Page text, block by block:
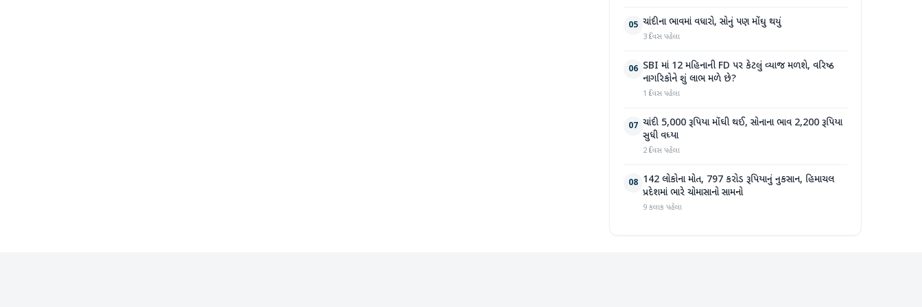
05 ચાંદીના ભાવમાં વધારો, સોનું પણ મોંઘુ થયું
3 દિવસ પહેલા
06 SBI માં 12 મહિનાની FD પર કેટલું વ્યાજ મળશે, વરિષ્ઠ
નાગરિકોને શું લાભ મળે છે?
1 દિવસ પહેલા
07 ચાંદી 5,000 રૂપિયા મોંઘી થઈ, સોનાના ભાવ 2,200 રૂપિયા
સુધી વધ્યા
2 દિવસ પહેલા
08 142 લોકોના મોત, 797 કરોડ રૂપિયાનું નુકસાન, હિમાચલ
પ્રદેશમાં ભારે ચોમાસાનો સામનો
9 કલાક પહેલા